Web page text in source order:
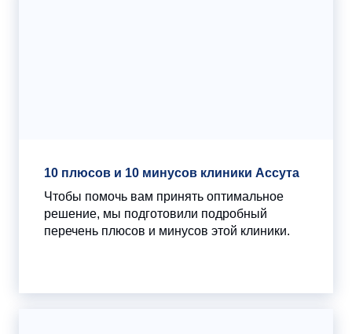
10 плюсов и 10 минусов клиники Ассута
Чтобы помочь вам принять оптимальное
решение, мы подготовили подробный
перечень плюсов и минусов этой клиники.